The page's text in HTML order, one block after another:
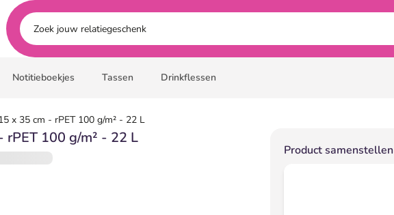
Notitieboekjes Tassen Drinkflessen
x 35 cm - rPET 100 g/m² - 22 L
100 g/m² - 22 L
Product samenstellen